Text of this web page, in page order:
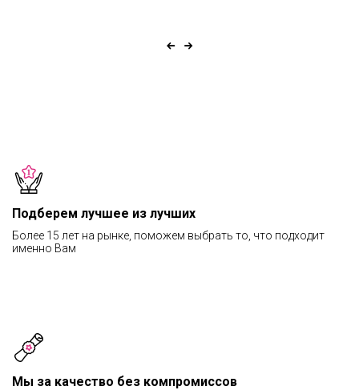
Подберем лучшее из лучших
Более 15 лет на рынке, поможем выбрать то, что подходит
именно Вам
Мы за качество без компромиссов